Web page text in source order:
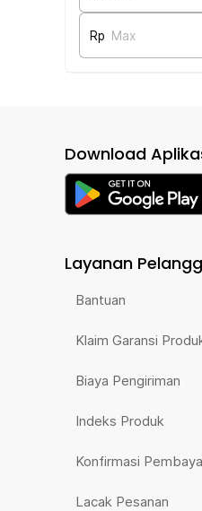
Rp Max
Download
Layanan
Bantuan
Klaim Garansi
Biaya Pengiriman
Indeks Produk
Konfirmasi
Lacak Pesanan